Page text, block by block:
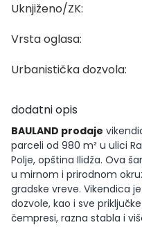
Uknjiženo/ZK:
Vrsta oglasa:
Urbanistička dozvola:
dodatni opis
BAULAND prodaje
parceli od 980 m² u ulici
Polje, opština Ilidža. Ova
u mirnom i prirodnom
gradske vreve. Vikendica
dozvole, kao i sve
čempresi, razna stabla i